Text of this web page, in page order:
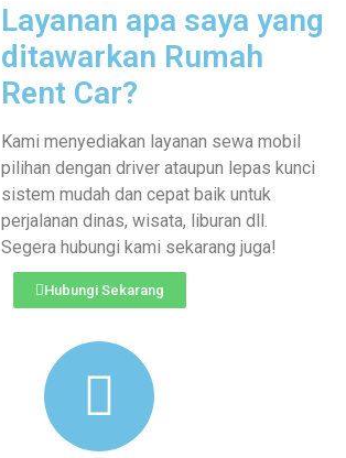
Layanan apa saya yang
ditawarkan Rumah
Rent Car?
Kami menyediakan layanan sewa mobil
pilihan dengan driver ataupun lepas kunci
sistem mudah dan cepat baik untuk
perjalanan dinas, wisata, liburan dll.
Segera hubungi kami sekarang juga!
Hubungi Sekarang